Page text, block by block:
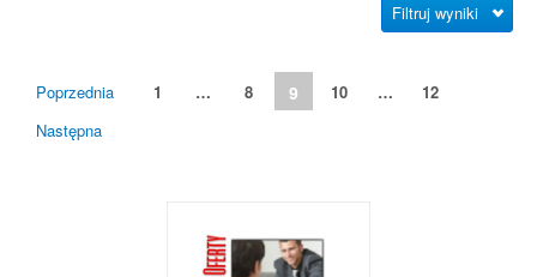
Filtruj wyniki
Poprzednia 1 … 8 9 10 …
12
Następna